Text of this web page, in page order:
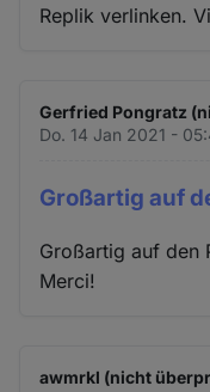
Replik verlinken.
Gerfried Pongratz
Do. 14 Jan 2021 -
Großartig auf
Großartig auf den
Merci!
awmrkl (nicht